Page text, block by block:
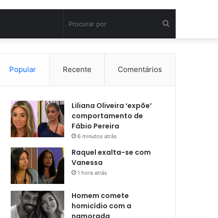
por
Popular Recente Comentários
Liliana Oliveira ‘expõe’
comportamento de
Fábio Pereira
6 minutos atrás
Raquel exalta-se com
Vanessa
1 hora atrás
Homem comete
homicídio com a
namorada